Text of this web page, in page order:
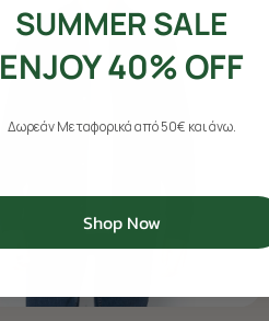
SUMMER SALE
ENJOY 40% OFF
Δωρεάν Μεταφορικά από 50€ και άνω.
Shop Now